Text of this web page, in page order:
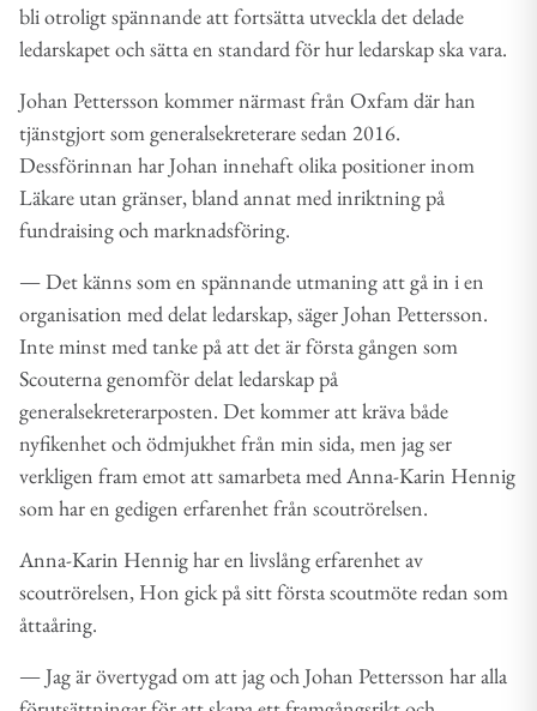
bli otroligt spännande att fortsätta utveckla det delade
ledarskapet och sätta en standard för hur ledarskap ska vara.
Johan Pettersson kommer närmast från Oxfam där han
tjänstgjort som generalsekreterare sedan 2016.
Dessförinnan har Johan innehaft olika positioner inom
Läkare utan gränser, bland annat med inriktning på
fundraising och marknadsföring.
― Det känns som en spännande utmaning att gå in i en
organisation med delat ledarskap, säger Johan Pettersson.
Inte minst med tanke på att det är första gången som
Scouterna genomför delat ledarskap på
generalsekreterarposten. Det kommer att kräva både
nyfikenhet och ödmjukhet från min sida, men jag ser
verkligen fram emot att samarbeta med Anna-Karin Hennig
som har en gedigen erfarenhet från scoutrörelsen.
Anna-Karin Hennig har en livslång erfarenhet av
scoutrörelsen, Hon gick på sitt första scoutmöte redan som
åttaåring.
― Jag är övertygad om att jag och Johan Pettersson har alla